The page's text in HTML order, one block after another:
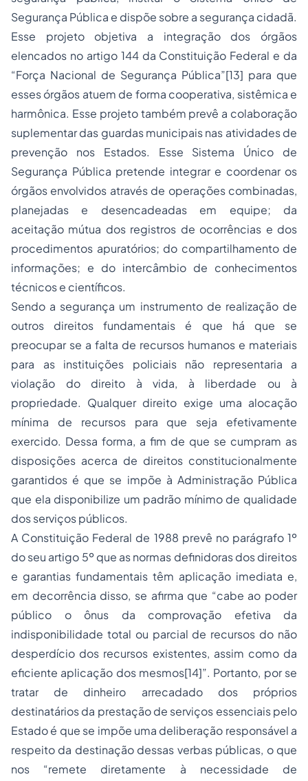
Segurança Pública e dispõe sobre a segurança cidadã.
Esse projeto objetiva a integração dos órgãos
elencados no artigo 144 da Constituição Federal e da
“Força Nacional de Segurança Pública”[13] para que
esses órgãos atuem de forma cooperativa, sistêmica e
harmônica. Esse projeto também prevê a colaboração
suplementar das guardas municipais nas atividades de
prevenção nos Estados. Esse Sistema Único de
Segurança Pública pretende integrar e coordenar os
órgãos envolvidos através de operações combinadas,
planejadas e desencadeadas em equipe; da
aceitação mútua dos registros de ocorrências e dos
procedimentos apuratórios; do compartilhamento de
informações; e do intercâmbio de conhecimentos
técnicos e científicos.
Sendo a segurança um instrumento de realização de
outros direitos fundamentais é que há que se
preocupar se a falta de recursos humanos e materiais
para as instituições policiais não representaria a
violação do direito à vida, à liberdade ou à
propriedade. Qualquer direito exige uma alocação
mínima de recursos para que seja efetivamente
exercido. Dessa forma, a fim de que se cumpram as
disposições acerca de direitos constitucionalmente
garantidos é que se impõe à Administração Pública
que ela disponibilize um padrão mínimo de qualidade
dos serviços públicos.
A Constituição Federal de 1988 prevê no parágrafo 1º
do seu artigo 5º que as normas definidoras dos direitos
e garantias fundamentais têm aplicação imediata e,
em decorrência disso, se afirma que “cabe ao poder
público o ônus da comprovação efetiva da
indisponibilidade total ou parcial de recursos do não
desperdício dos recursos existentes, assim como da
eficiente aplicação dos mesmos[14]”. Portanto, por se
tratar de dinheiro arrecadado dos próprios
destinatários da prestação de serviços essenciais pelo
Estado é que se impõe uma deliberação responsável a
respeito da destinação dessas verbas públicas, o que
nos “remete diretamente à necessidade de